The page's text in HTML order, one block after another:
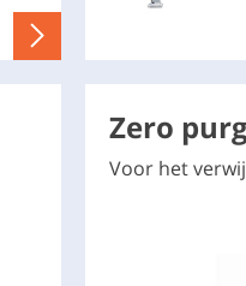
Zero
Voor het